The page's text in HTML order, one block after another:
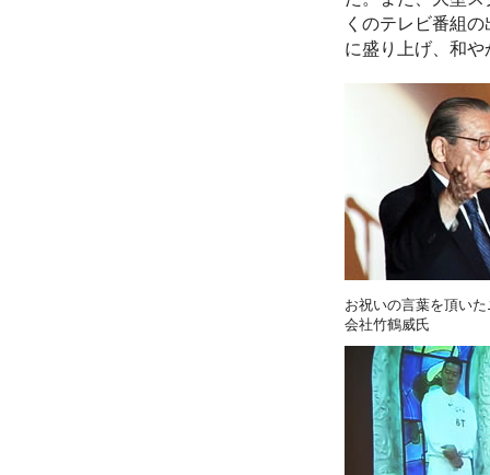
くのテレビ番組
に盛り上げ、和
お祝いの言葉を頂い
会社竹鶴威氏